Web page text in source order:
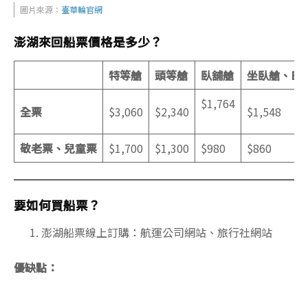
圖片來源： 臺華輪官網
澎湖來回船票價格是多少？
特等艙 頭等艙 臥舖艙 坐臥艙、
全票 $3,060 $2,340 $1,764 $1,548
敬老票、兒童票 $1,700 $1,300 $980 $860
要如何買船票？
澎湖船票線上訂購：航運公司網站、旅行社網站
優缺點：